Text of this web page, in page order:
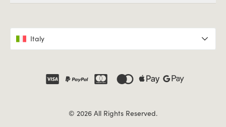
© 2026 All Rights Reserved.
Italy